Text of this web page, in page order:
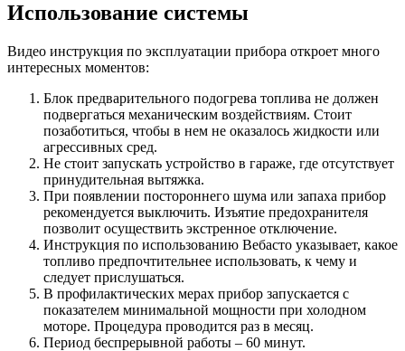
Использование системы
Видео инструкция по эксплуатации прибора откроет много
интересных моментов:
Блок предварительного подогрева топлива не должен
подвергаться механическим воздействиям. Стоит
позаботиться, чтобы в нем не оказалось жидкости или
агрессивных сред.
Не стоит запускать устройство в гараже, где отсутствует
принудительная вытяжка.
При появлении постороннего шума или запаха прибор
рекомендуется выключить. Изъятие предохранителя
позволит осуществить экстренное отключение.
Инструкция по использованию Вебасто указывает, какое
топливо предпочтительнее использовать, к чему и
следует прислушаться.
В профилактических мерах прибор запускается с
показателем минимальной мощности при холодном
моторе. Процедура проводится раз в месяц.
Период беспрерывной работы – 60 минут.